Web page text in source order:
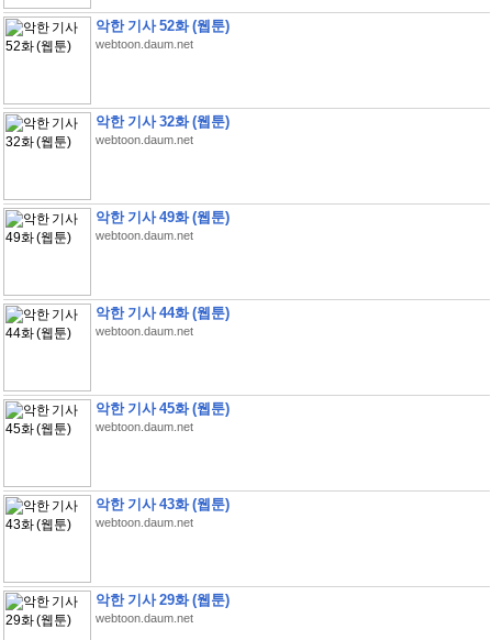
악한 기사 52화 (웹툰)
webtoon.daum.net
악한 기사 32화 (웹툰)
webtoon.daum.net
악한 기사 49화 (웹툰)
webtoon.daum.net
악한 기사 44화 (웹툰)
webtoon.daum.net
악한 기사 45화 (웹툰)
webtoon.daum.net
악한 기사 43화 (웹툰)
webtoon.daum.net
악한 기사 29화 (웹툰)
webtoon.daum.net